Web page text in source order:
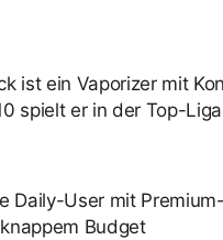
ist ein Vaporizer mit
spielt er in der Top-
Daily-User mit
Budget